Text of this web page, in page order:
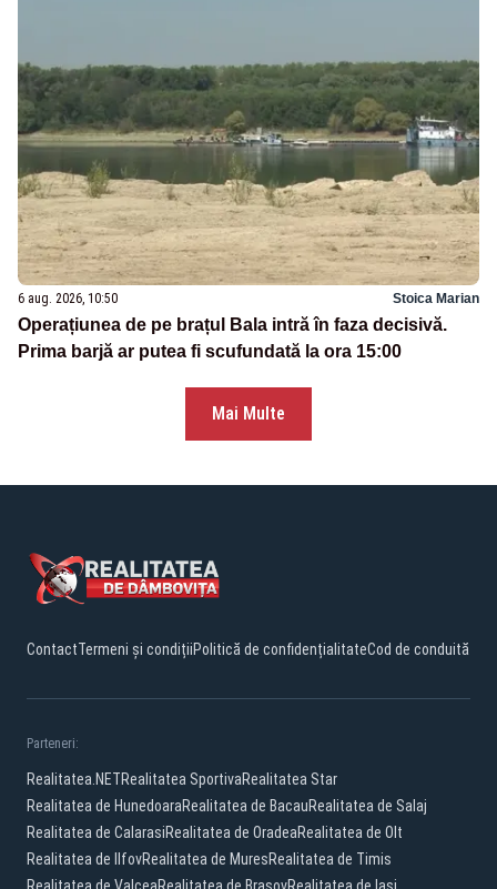
6 aug. 2026, 10:50 Stoica Marian
Operațiunea de pe brațul Bala intră în faza decisivă.
Prima barjă ar putea fi scufundată la ora 15:00
Mai Multe
ContactTermeni și condițiiPolitică de confidențialitateCod de conduită
Parteneri:
Realitatea.NETRealitatea SportivaRealitatea Star
Realitatea de HunedoaraRealitatea de BacauRealitatea de Salaj
Realitatea de CalarasiRealitatea de OradeaRealitatea de Olt
Realitatea de IlfovRealitatea de MuresRealitatea de Timis